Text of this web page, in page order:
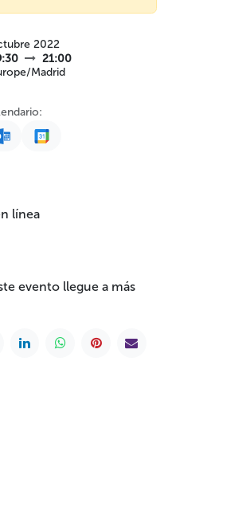
2022
21:00
Madrid
línea
evento llegue a más